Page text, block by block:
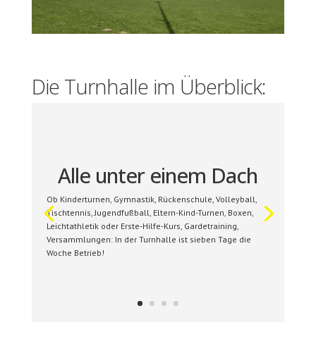
Die Turnhalle im Überblick:
Alle unter einem Dach
Ob Kinderturnen, Gymnastik, Rückenschule, Volleyball,
Tischtennis, Jugendfußball, Eltern-Kind-Turnen, Boxen,
Leichtathletik oder Erste-Hilfe-Kurs, Gardetraining,
Versammlungen: In der Turnhalle ist sieben Tage die
Woche Betrieb!